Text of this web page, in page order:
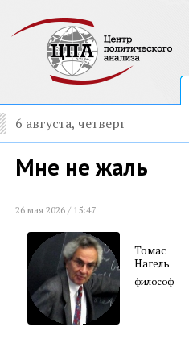
6 августа, четверг
Мне не жаль
26 мая 2026 / 15:47
Томас
Нагель
философ